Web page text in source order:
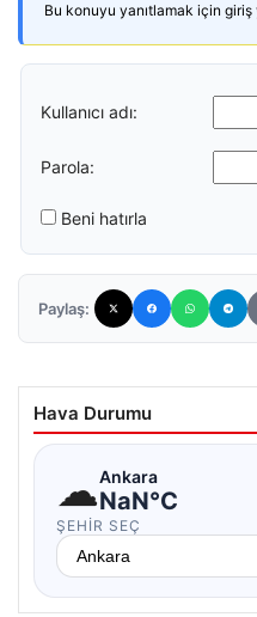
Bu konuyu yanıtlamak için giriş
Kullanıcı adı:
Parola:
Beni hatırla
Paylaş:
Hava Durumu
☁Ankara
NaN°C
ŞEHIR SEÇ